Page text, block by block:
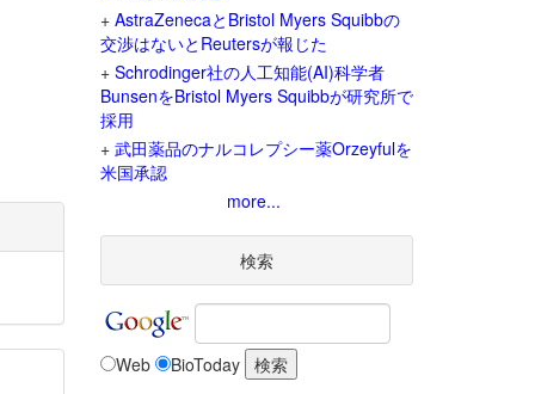
+ AstraZenecaとBristol Myers Squibbの
交渉はないとReutersが報じた
+ Schrodinger社の人工知能(AI)科学者
BunsenをBristol Myers Squibbが研究所で
採用
+ 武田薬品のナルコレプシー薬Orzeyfulを
米国承認
more...
検索
Web BioToday